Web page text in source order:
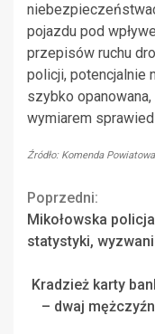
pojazdu pod
przepisów ruchu
policji, potencjalnie
szybko
wymiarem
Źródło: Komenda
Continue
Reading
Poprzedni:
Mikołowska
statystyki,
Kradzież karty
– dwaj